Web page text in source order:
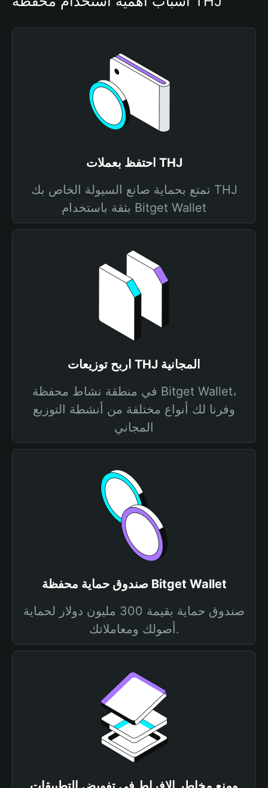
احتفظ بعملات THJ
تمتع بحماية صانع السيولة الخاص بك THJ
بثقة باستخدام Bitget Wallet
اربح توزيعات THJ المجانية
في منطقة نشاط محفظة Bitget Wallet،
وفرنا لك أنواع مختلفة من أنشطة التوزيع
المجاني
صندوق حماية محفظة Bitget Wallet
صندوق حماية بقيمة 300 مليون دولار لحماية
أصولك ومعاملاتك.